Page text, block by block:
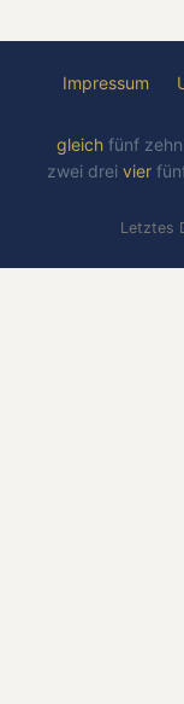
Impressum
gleich fünf zehn
zwei drei vier
Letztes